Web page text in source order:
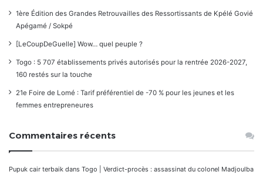
1ère Édition des Grandes Retrouvailles des Ressortissants de Kpélé Govié
Apégamé / Sokpé
[LeCoupDeGuelle] Wow… quel peuple ?
Togo : 5 707 établissements privés autorisés pour la rentrée 2026-2027,
160 restés sur la touche
21e Foire de Lomé : Tarif préférentiel de -70 % pour les jeunes et les
femmes entrepreneures
Commentaires récents
Pupuk cair terbaik dans Togo | Verdict-procès : assassinat du colonel Madjoulba